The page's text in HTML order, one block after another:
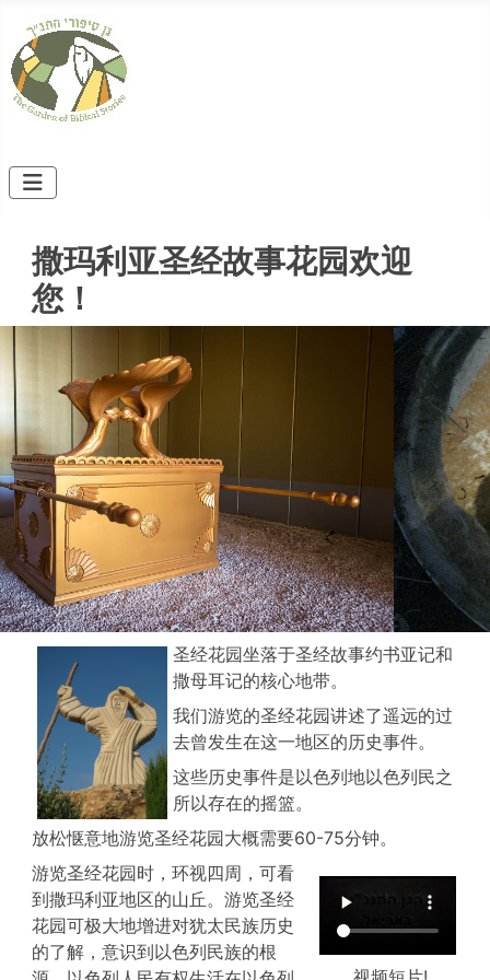
撒玛利亚圣经故事花园欢迎
您！
圣经花园坐落于圣经故事约书亚记和
撒母耳记的核心地带。
我们游览的圣经花园讲述了遥远的过
去曾发生在这一地区的历史事件。
这些历史事件是以色列地以色列民之
所以存在的摇篮。
放松惬意地游览圣经花园大概需要60-75分钟。
游览圣经花园时，环视四周，可看
到撒玛利亚地区的山丘。游览圣经
花园可极大地增进对犹太民族历史
的了解，意识到以色列民族的根